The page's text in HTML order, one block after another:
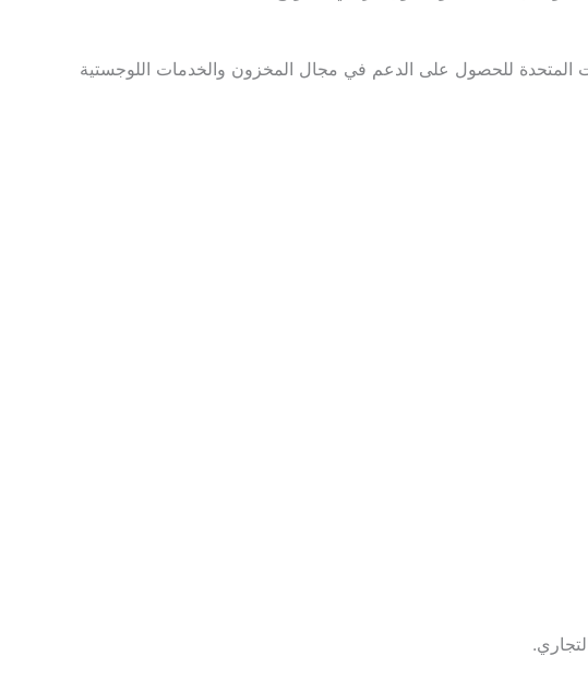
المتحدة للحصول على الدعم في مجال المخزون والخدمات اللوجستية